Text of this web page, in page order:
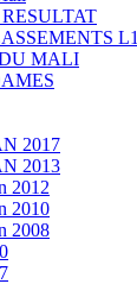
L1
MALI
2017
2013
2012
2010
2008